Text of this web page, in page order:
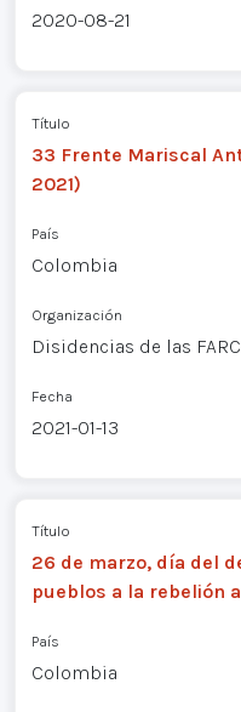
2020-08-21
Título
33 Frente Mariscal
2021)
País
Colombia
Organización
Disidencias de las
Fecha
2021-01-13
Título
26 de marzo, día del
pueblos a la rebelión
País
Colombia